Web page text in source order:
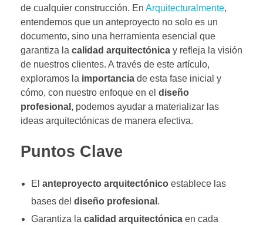
de cualquier construcción. En Arquitecturalmente,
entendemos que un anteproyecto no solo es un
documento, sino una herramienta esencial que
garantiza la calidad arquitectónica y refleja la visión
de nuestros clientes. A través de este artículo,
exploramos la importancia de esta fase inicial y
cómo, con nuestro enfoque en el diseño
profesional , podemos ayudar a materializar las
ideas arquitectónicas de manera efectiva.
Puntos Clave
El anteproyecto arquitectónicoestablece las
bases del diseño profesional .
Garantiza la calidad arquitectónicaen cada